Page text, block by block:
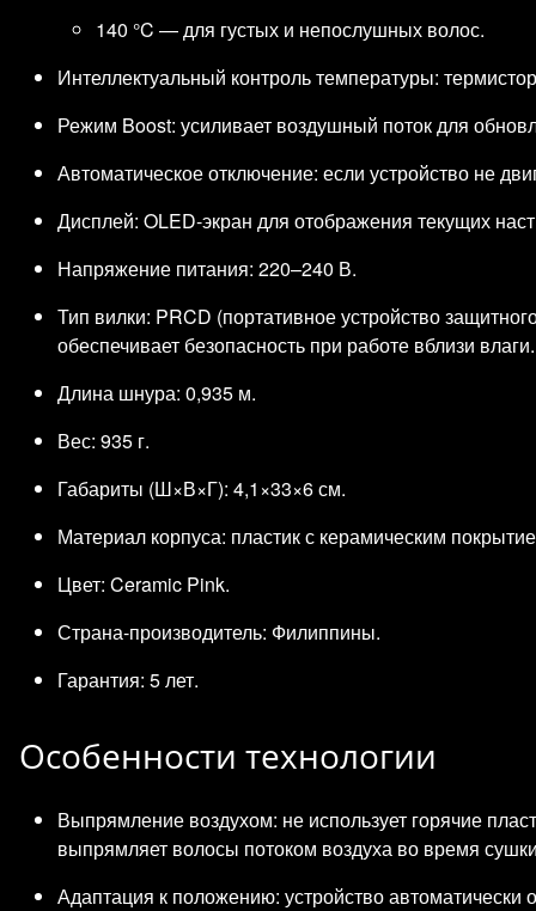
140 °C — для густых и непослушных волос.
Интеллектуальный контроль температуры:
Режим Boost: усиливает воздушный поток для
Автоматическое отключение: если устройство не
Дисплей: OLED‑экран для отображения текущих
Напряжение питания: 220–240 В.
Тип вилки: PRCD (портативное устройство
обеспечивает безопасность при работе вблизи влаги.
Длина шнура: 0,935 м.
Вес: 935 г.
Габариты (Ш×В×Г): 4,1×33×6 см.
Материал корпуса: пластик с керамическим
Цвет: Ceramic Pink.
Страна‑производитель: Филиппины.
Гарантия: 5 лет.
Особенности технологии
Выпрямление воздухом: не использует горячие
выпрямляет волосы потоком воздуха во время
Адаптация к положению: устройство автоматически